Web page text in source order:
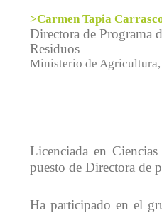
>Carmen Tapia
Directora de Programa
Residuos
Ministerio de
Licenciada en
puesto de Directora de
Ha participado en el